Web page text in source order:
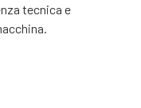
tecnica e